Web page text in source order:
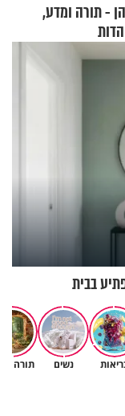
- תורה ומדע,
נשים תורהלנשוף על בוטנים כדי